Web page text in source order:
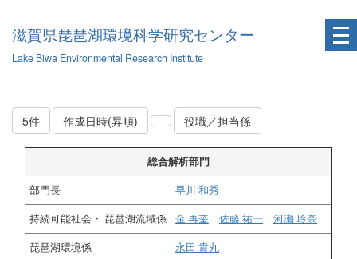
滋賀県琵琶湖環境科学研究センター
Lake Biwa Environmental Research Institute
5件 作成日時(昇順) 役職／担当係
総合解析部門
部門長
早川 和秀
持続可能社会・ 琵琶湖流域係
金 再奎 佐藤 祐一
河瀬 玲奈
琵琶湖環境係
永田 貴丸